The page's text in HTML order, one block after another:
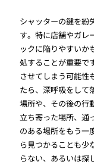
シャッターの鍵を紛
す。特に店舗やガレ
ックに陥りやすいか
処することが重要で
させてしまう可能性
たら、深呼吸をして
場所や、その後の行
立ち寄った場所、通
のある場所をもう一
ら見つかることも少
らない、あるいは探